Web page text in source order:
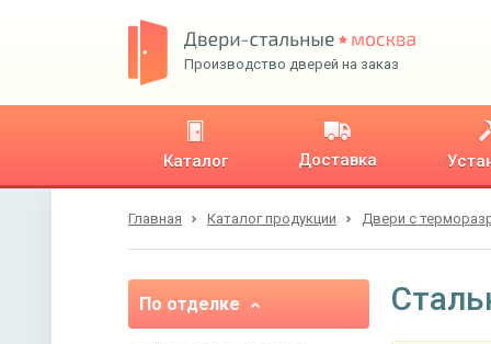
Производство дверей на заказ
Каталог Доставка
Главная Каталог продукции Двери с
По отделке